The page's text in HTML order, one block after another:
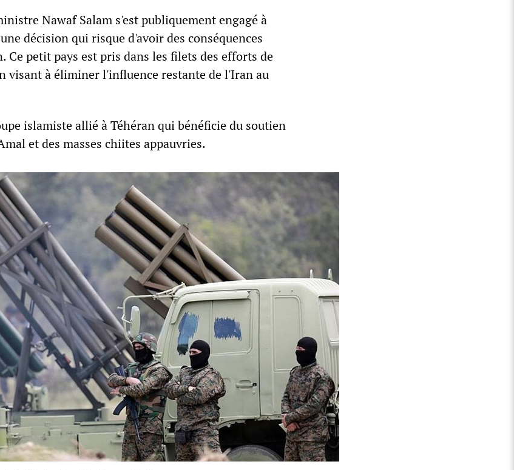
Nawaf Salam s'est publiquement engagé à
décision qui risque d'avoir des conséquences
Ce petit pays est pris dans les filets des efforts de
visant à éliminer l'influence restante de l'Iran au
islamiste allié à Téhéran qui bénéficie du soutien
et des masses chiites appauvries.